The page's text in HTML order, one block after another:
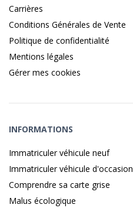
Carrières
Conditions Générales de Vente
Politique de confidentialité
Mentions légales
Gérer mes cookies
INFORMATIONS
Immatriculer véhicule neuf
Immatriculer véhicule d'occasion
Comprendre sa carte grise
Malus écologique